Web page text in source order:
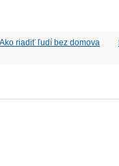
riadiť ľudí bez domova